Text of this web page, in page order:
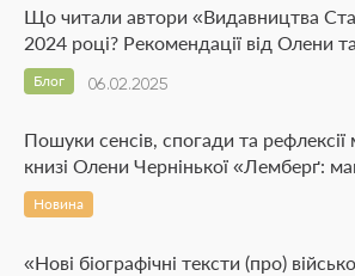
Що читали автори «Видавництва
2024 році? Рекомендації від Олени
06.02.2025
Блог
Пошуки сенсів, спогади та рефлексії
книзі Олени Чернінької «Лемберґ:
Новина
«Нові біографічні тексти (про)